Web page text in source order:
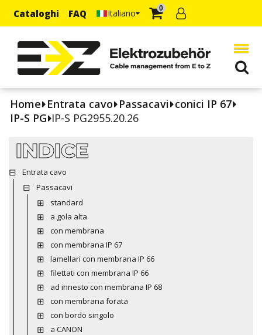
Cataloghi FAQ Italiano 0
Home Entrata cavo Passacavi conici IP 67
IP-S PG IP-S PG2955.20.26
INDICE
Entrata cavo
Passacavi
standard
a gola alta
con membrana
con membrana IP 67
lamellari con membrana IP 66
filettati con membrana IP 66
ad innesto con membrana IP 68
con membrana forata
con bordo singolo
a CANON